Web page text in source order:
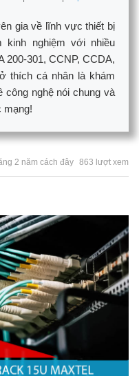
gia về lĩnh vực thiết bị
kinh nghiệm với nhiều
301, CCNP, CCDA,
thích cá nhân là khám
nghệ nói chung và
mạng!
2 năm cách đây 863 lượt xem